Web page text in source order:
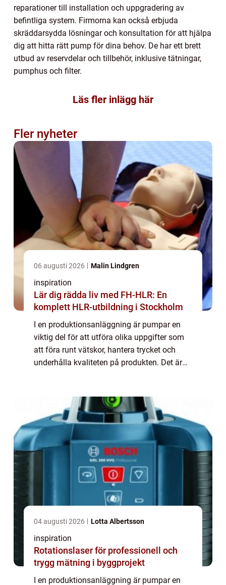
reparationer till installation och uppgradering av
befintliga system. Firmorna kan också erbjuda
skräddarsydda lösningar och konsultation för att hjälpa
dig att hitta rätt pump för dina behov. De har ett brett
utbud av reservdelar och tillbehör, inklusive tätningar,
pumphus och filter.
Läs fler inlägg här
Fler nyheter
06 augusti 2026 Malin Lindgren
inspiration
Lär dig rädda liv med FH-HLR: En
komplett HLR-utbildning i Stockholm
I en produktionsanläggning är pumpar en
viktig del för att utföra olika uppgifter som
att föra runt vätskor, hantera trycket och
underhålla kvaliteten på produkten. Det är
04 augusti 2026 Lotta Albertsson
inspiration
Rotationslaser för professionell och
trygg mätning i byggprojekt
I en produktionsanläggning är pumpar en